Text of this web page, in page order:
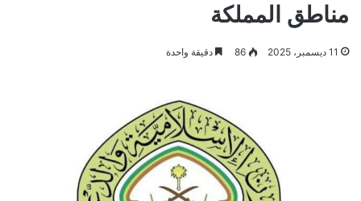
مناطق المملكة
11 ديسمبر، 2025 86 دقيقة واحدة